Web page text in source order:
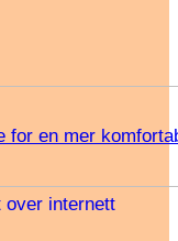
for en mer